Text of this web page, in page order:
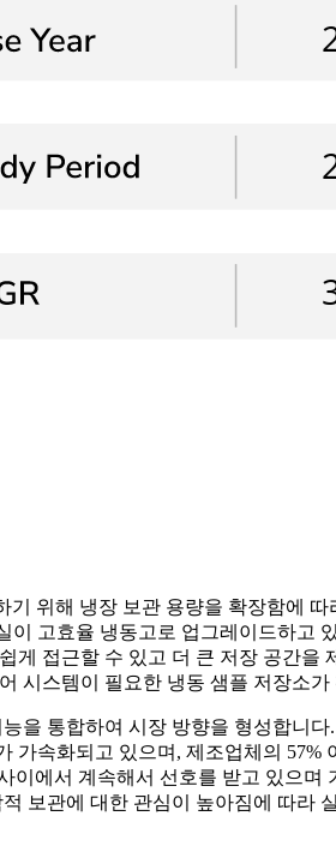
위해 냉장 보관 용량을 확장함에
고효율 냉동고로 업그레이드하고
접근할 수 있고 더 큰 저장 공간을
시스템이 필요한 냉동 샘플 저장소
을 통합하여 시장 방향을 형성합니
속화되고 있으며, 제조업체의 57%
에서 계속해서 선호를 받고 있으며
보관에 대한 관심이 높아짐에 따라